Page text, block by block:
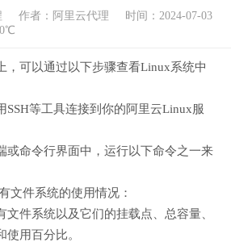
作者： 阿里云代理
时间：2024-07-03
，可以通过以下步骤查看Linux系统中
SSH等工具连接到你的阿里云Linux服
或命令行界面中，运行以下命令之一来
文件系统的使用情况：
文件系统以及它们的挂载点、总容量、
使用百分比。